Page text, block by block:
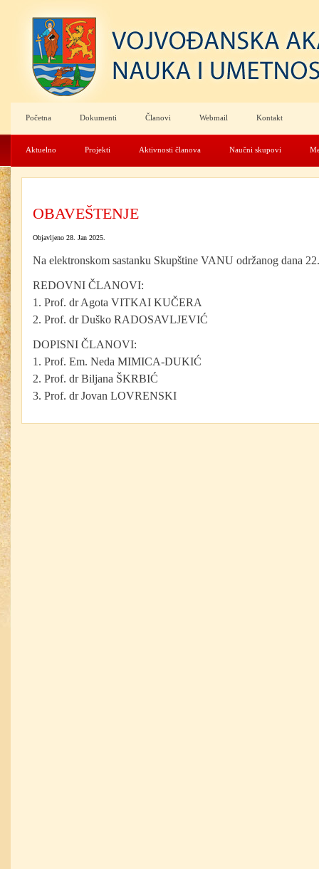
Početna Dokumenti Članovi Webmail Kontakt
Aktuelno Projekti Aktivnosti članova Naučni skupovi
OBAVEŠTENJE
Objavljeno 28. Jan 2025.
Na elektronskom sastanku Skupštine VANU održanog dana
REDOVNI ČLANOVI:
1. Prof. dr Agota VITKAI KUČERA
2. Prof. dr Duško RADOSAVLJEVIĆ
DOPISNI ČLANOVI:
1. Prof. Em. Neda MIMICA-DUKIĆ
2. Prof. dr Biljana ŠKRBIĆ
3. Prof. dr Jovan LOVRENSKI